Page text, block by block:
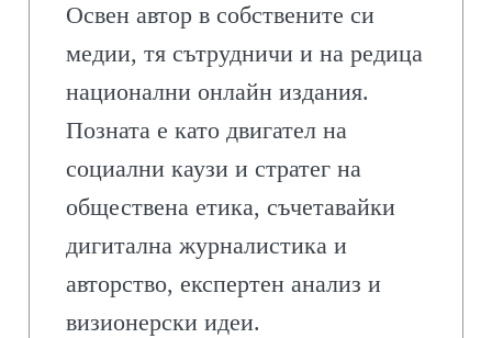
Освен автор в собствените си
медии, тя сътрудничи и на редица
национални онлайн издания.
Позната е като двигател на
социални каузи и стратег на
обществена етика, съчетавайки
дигитална журналистика и
авторство, експертен анализ и
визионерски идеи.